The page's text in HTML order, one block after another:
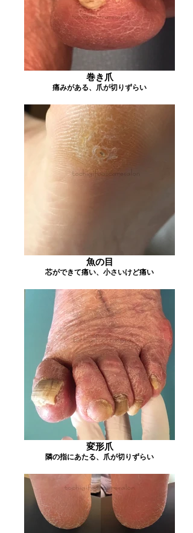
巻き爪
痛みがある、爪が切りずらい
魚の目
芯ができて痛い、小さいけど痛い
変形爪
隣の指にあたる、爪が切りずらい